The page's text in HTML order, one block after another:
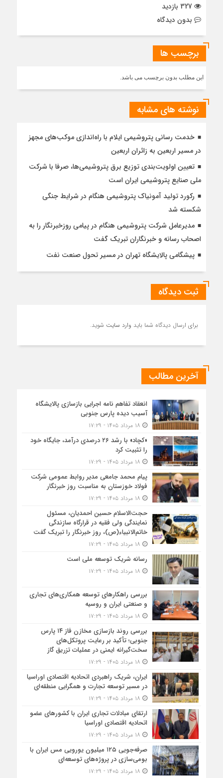
بدون دیدگاه
برچسب ها
این مطلب بدون برچسب می باشد.
نوشته های مشابه
خدمت رسانی پتروشیمی ایلام با راه‌اندازی موکب‌های مجهز
در مسیر اربعین به زائران اربعین
تعیین اولویت‌بندی توزیع برق پتروشیمی‌ها، صرفا با شرکت
ملی صنایع پتروشیمی ایران است
رکورد تولید آمونیاک پتروشیمی هنگام در شرایط جنگی
شکسته شد
مدیرعامل شرکت پتروشیمی هنگام در پیامی روزخبرنگار را به
اصحاب رسانه و خبرنگاران تبریک گفت
پیشگامی پالایشگاه تهران در مسیر تحول صنعت نفت
ثبت دیدگاه
برای ارسال دیدگاه شما باید وارد سایت شوید.
آخرین مطالب
انعقاد تفاهم نامه اجرایی بازسازی پالایشگاه
آسیب دیده پارس جنوبی
«کچاد» با رشد ۲۶ درصدی درآمد، جایگاه خود
را تثبیت کرد
پیام محمد جامعی مدیر روابط عمومی شرکت
فولاد خوزستان به مناسبت روز خبرنگار
حجت‌الاسلام حسین احمدیان، مسئول
نمایندگی ولی فقیه در قرارگاه سازندگی
خاتم‌الانبیاء(ص)، روز خبرنگار را تبریک گفت
رسانه شریک توسعه ملی است
بررسی راهکارهای توسعه همکاری‌های تجاری
و صنعتی ایران و روسیه
بررسی روند بازسازی مخازن فاز ۱۴ پارس
جنوبی؛ تأکید بر رعایت پروتکل‌های
سخت‌گیرانه ایمنی در عملیات تزریق گاز
ایران، شریک راهبردی اتحادیه اقتصادی اوراسیا
در مسیر توسعه تجارت و همگرایی منطقه‌ای
ارتقای مبادلات تجاری ایران با کشورهای عضو
اتحادیه اقتصادی اوراسیا
صرفه‌جویی ۱۲۵ میلیون یورویی مس ایران با
بومی‌سازی در پروژه‌های توسعه‌ای